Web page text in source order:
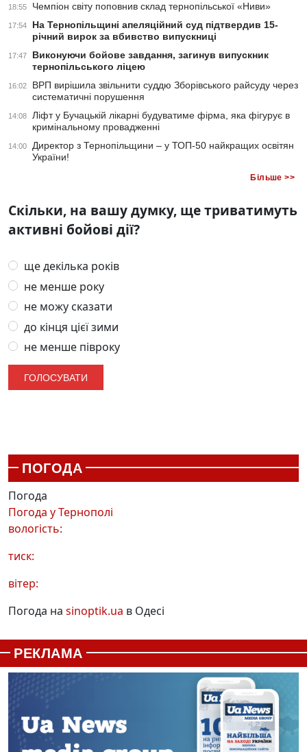
18:55 Чемпіон світу поповнив склад тернопільської «Ниви»
17:54
На Тернопільщині апеляційний суд підтвердив 15-
річний вирок за вбивство випускниці
17:47
Виконуючи бойове завдання, загинув випускник
тернопільського ліцею
16:02
ВРП вирішила звільнити суддю Зборівського райсуду через
систематичні порушення
14:08
Ліфт у Бучацькій лікарні будуватиме фірма, яка фігурує в
кримінальному провадженні
14:00
Директор з Тернопільщини – у ТОП-50 найкращих освітян
України!
Більше >>
Скільки, на вашу думку, ще триватимуть
активні бойові дії?
ще декілька років
не менше року
не можу сказати
до кінця цієї зими
не менше півроку
ПОГОДА
Погода
Погода уТернополі
вологість:
тиск:
вітер:
Погода на sinoptik.ua в Одесі
РЕКЛАМА